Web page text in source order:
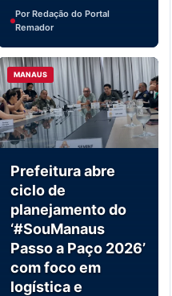
Por Redação do Portal
Remador
MANAUS
Prefeitura abre
ciclo de
planejamento do
‘#SouManaus
Passo a Paço 2026’
com foco em
logística e